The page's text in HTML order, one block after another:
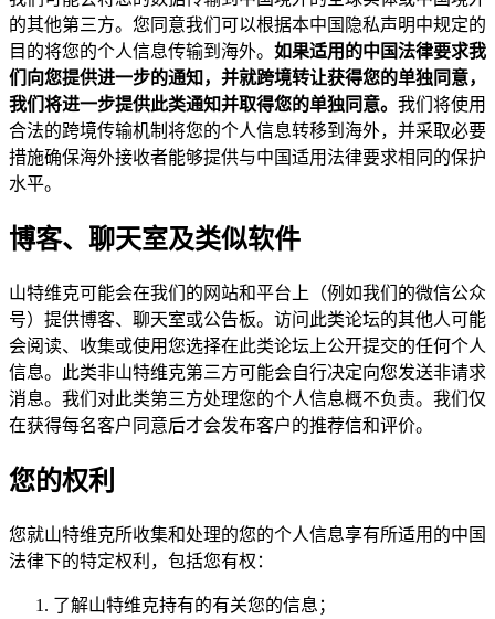
的其他第三方。您同意我们可以根据本中国隐私声明中规定的
目的将您的个人信息传输到海外。 如果适用的中国法律要求我
们向您提供进一步的通知，并就跨境转让获得您的单独同意，
我们将进一步提供此类通知并取得您的单独同意。 我们将使用
合法的跨境传输机制将您的个人信息转移到海外，并采取必要
措施确保海外接收者能够提供与中国适用法律要求相同的保护
水平。
博客、聊天室及类似软件
山特维克可能会在我们的网站和平台上（例如我们的微信公众
号）提供博客、聊天室或公告板。访问此类论坛的其他人可能
会阅读、收集或使用您选择在此类论坛上公开提交的任何个人
信息。此类非山特维克第三方可能会自行决定向您发送非请求
消息。我们对此类第三方处理您的个人信息概不负责。我们仅
在获得每名客户同意后才会发布客户的推荐信和评价。
您的权利
您就山特维克所收集和处理的您的个人信息享有所适用的中国
法律下的特定权利，包括您有权：
了解山特维克持有的有关您的信息；